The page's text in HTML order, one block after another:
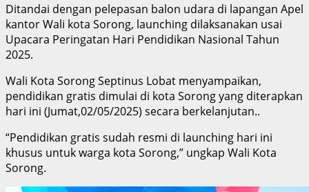
Ditandai dengan pelepasan balon udara di lapangan Apel
kantor Wali kota Sorong, launching dilaksanakan usai
Upacara Peringatan Hari Pendidikan Nasional Tahun
2025.
Wali Kota Sorong Septinus Lobat menyampaikan,
pendidikan gratis dimulai di kota Sorong yang diterapkan
hari ini (Jumat,02/05/2025) secara berkelanjutan..
“Pendidikan gratis sudah resmi di launching hari ini
khusus untuk warga kota Sorong,” ungkap Wali Kota
Sorong.